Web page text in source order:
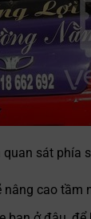
sát phía
cao tầm